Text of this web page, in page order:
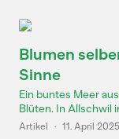
Blumen
Sinne
Ein buntes Meer
Blüten. In Allschwil
Artikel · 11. April 2025